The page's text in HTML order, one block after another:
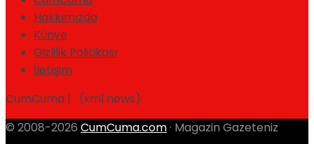
Hakkımızda
Künye
Gizlilik Politikası
İletişim
CumCuma | (xml news)
© 2008-2026 CumCuma.com · Magazin Gazeteniz